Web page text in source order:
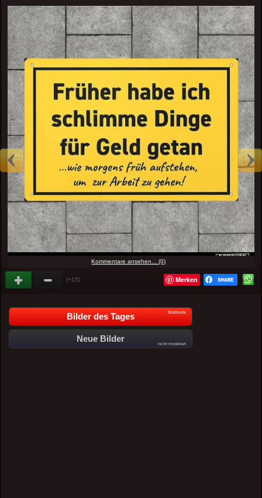
Kommentare ansehen... (0)
(+15) Merken
Bilder des Tages Startseite
Neue Bilder
nicht moderiert